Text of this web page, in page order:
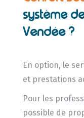
système
Vendée ?
En option, le
et prestations
Pour les
possible de